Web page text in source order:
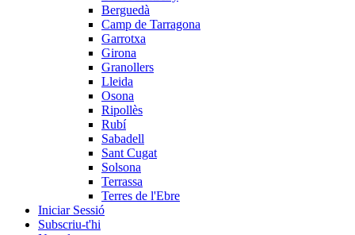
Berguedà
Camp de Tarragona
Garrotxa
Girona
Granollers
Lleida
Osona
Ripollès
Rubí
Sabadell
Sant Cugat
Solsona
Terrassa
Terres de l'Ebre
Iniciar Sessió
Subscriu-t'hi